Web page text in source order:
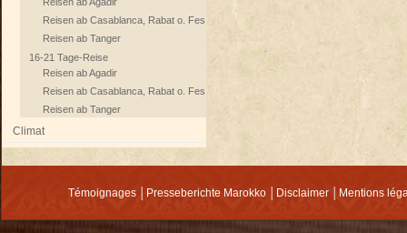
Reisen ab Casablanca, Rabat o. Fes
Reisen ab Tanger
16-21 Tage-Reise
Reisen ab Agadir
Reisen ab Casablanca, Rabat o. Fes
Reisen ab Tanger
Climat
Témoignages Presseberichte Marokko Disclaimer Mentions